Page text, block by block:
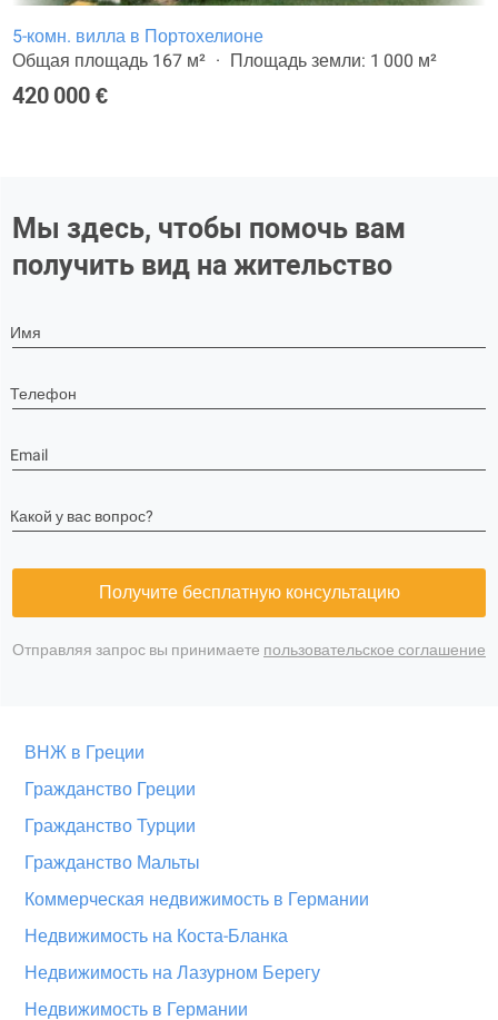
5-комн. вилла в Портохелионе
Общая площадь 167 м²
Площадь земли: 1 000 м²
420 000 €
Мы здесь, чтобы помочь вам
получить вид на жительство
Имя
Телефон
Email
Какой у вас вопрос?
Получите бесплатную консультацию
Отправляя запрос вы принимаете пользовательское соглашение
ВНЖ в Греции
Гражданство Греции
Гражданство Турции
Гражданство Мальты
Коммерческая недвижимость в Германии
Недвижимость на Коста-Бланка
Недвижимость на Лазурном Берегу
Недвижимость в Германии